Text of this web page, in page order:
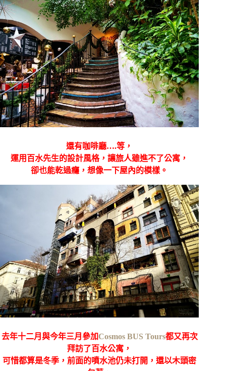
還有咖啡廳….等，
運用百水先生的設計風格，讓旅人雖進不了公寓，
卻也能乾過癮，想像一下屋內的模樣。
去年十二月與今年三月參加Cosmos BUS Tours都又再次
拜訪了百水公寓，
可惜都算是冬季，前面的噴水池仍未打開，還以木頭密